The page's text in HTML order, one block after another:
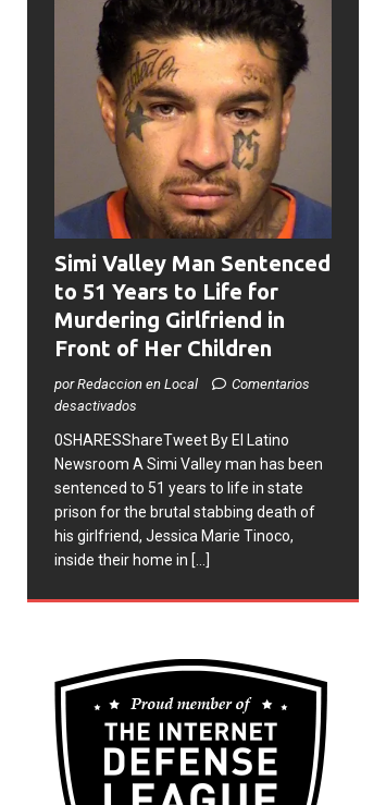
Simi Valley Man Sentenced
to 51 Years to Life for
Murdering Girlfriend in
Front of Her Children
por Redaccion en Local
Comentarios
desactivados
0SHARESShareTweet ​By El Latino
Newsroom ​A Simi Valley man has been
sentenced to 51 years to life in state
prison for the brutal stabbing death of
his girlfriend, Jessica Marie Tinoco,
inside their home in [...]